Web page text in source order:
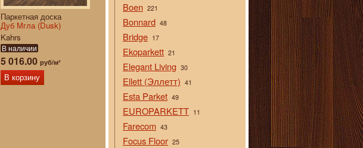
Паркетная доска
Дуб Мгла (Dusk)
Kahrs
В наличии
5 016.00 руб/м²
В корзину
Boen 221
Bonnard 48
Bridge 17
Ekoparkett 21
Elegant Living 30
Ellett (Эллетт) 41
Esta Parket 49
EUROPARKETT 11
Farecom 43
Focus Floor 25